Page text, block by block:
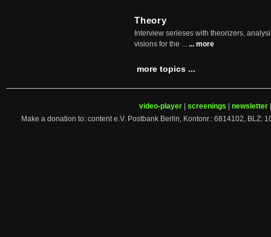
Theory
Interview serieses with theorizers,
visions for the ... ... more
more topics ...
video-player screenings newsletter
Make a donation to: content e.V. Postbank Berlin, Kontonr.: 6814102, BLZ: